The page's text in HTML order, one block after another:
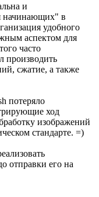
и
начинающих" в
удобного
аспектом для
часто
производить
сжатие, а также
потеряло
ход
изображений
стандарте. =)
отправки его на